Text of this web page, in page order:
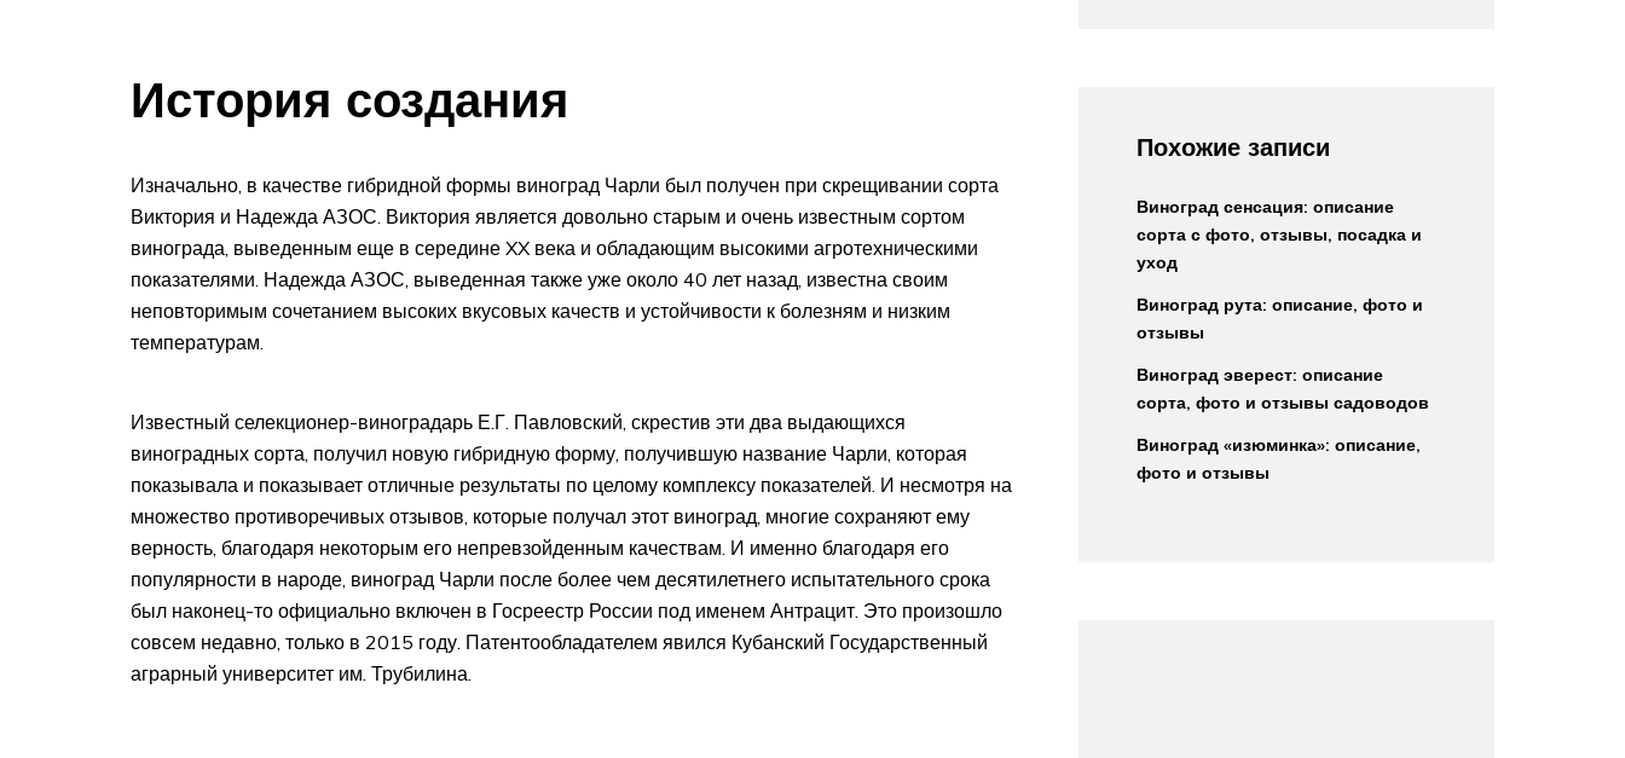
История создания
Изначально, в качестве гибридной формы виноград Чарли был получен при скрещивании сорта
Виктория и Надежда АЗОС. Виктория является довольно старым и очень известным сортом
винограда, выведенным еще в середине XX века и обладающим высокими агротехническими
показателями. Надежда АЗОС, выведенная также уже около 40 лет назад, известна своим
неповторимым сочетанием высоких вкусовых качеств и устойчивости к болезням и низким
температурам.
Известный селекционер-виноградарь Е.Г. Павловский, скрестив эти два выдающихся
виноградных сорта, получил новую гибридную форму, получившую название Чарли, которая
показывала и показывает отличные результаты по целому комплексу показателей. И несмотря на
множество противоречивых отзывов, которые получал этот виноград, многие сохраняют ему
верность, благодаря некоторым его непревзойденным качествам. И именно благодаря его
популярности в народе, виноград Чарли после более чем десятилетнего испытательного срока
был наконец-то официально включен в Госреестр России под именем Антрацит. Это произошло
совсем недавно, только в 2015 году. Патентообладателем явился Кубанский Государственный
аграрный университет им. Трубилина.
Похожие записи
Виноград сенсация: описание
сорта с фото, отзывы, посадка и
уход
Виноград рута: описание, фото и
отзывы
Виноград эверест: описание
сорта, фото и отзывы садоводов
Виноград «изюминка»: описание,
фото и отзывы